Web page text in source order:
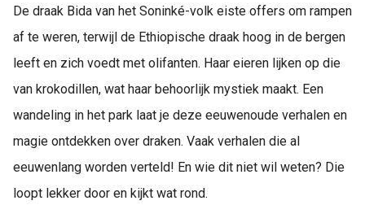
De draak Bida van het Soninké-volk eiste offers om rampen
af te weren, terwijl de Ethiopische draak hoog in de bergen
leeft en zich voedt met olifanten. Haar eieren lijken op die
van krokodillen, wat haar behoorlijk mystiek maakt. Een
wandeling in het park laat je deze eeuwenoude verhalen en
magie ontdekken over draken. Vaak verhalen die al
eeuwenlang worden verteld! En wie dit niet wil weten? Die
loopt lekker door en kijkt wat rond.